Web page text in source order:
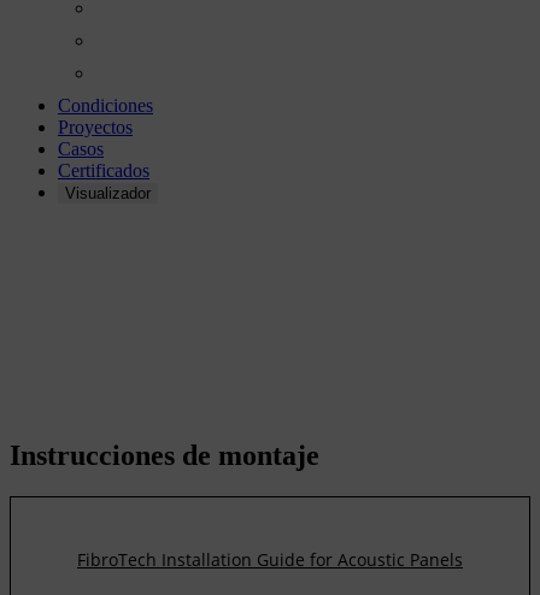
Condiciones
Proyectos
Casos
Certificados
Visualizador
Instrucciones de montaje
FibroTech Installation Guide for Acoustic Panels